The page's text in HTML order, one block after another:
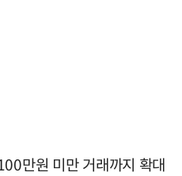
만원 미만 거래까지 확대